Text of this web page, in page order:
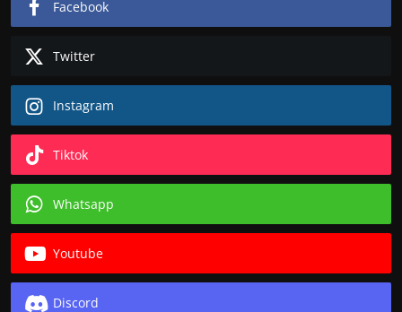
Facebook
Twitter
Instagram
Tiktok
Whatsapp
Youtube
Discord